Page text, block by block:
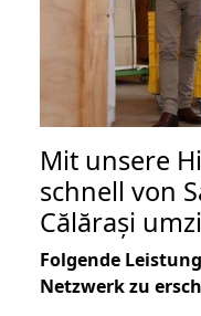
Mit unsere
schnell von
Călărași
Folgende
Netzwerk zu